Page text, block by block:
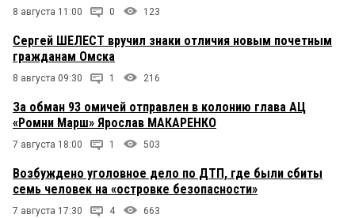
8 августа 11:00 0 123
Сергей ШЕЛЕСТ вручил знаки отличия новым почетным
гражданам Омска
8 августа 09:30 1 216
За обман 93 омичей отправлен в колонию глава АЦ
«Ромни Марш» Ярослав МАКАРЕНКО
7 августа 18:00 1 503
Возбуждено уголовное дело по ДТП, где были сбиты
семь человек на «островке безопасности»
7 августа 17:30 4 663